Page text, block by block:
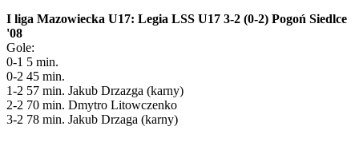
I liga Mazowiecka U17: Legia LSS U17 3-2 (0-2) Pogoń Siedlce
'08
Gole:
0-1 5 min.
0-2 45 min.
1-2 57 min. Jakub Drzazga (karny)
2-2 70 min. Dmytro Litowczenko
3-2 78 min. Jakub Drzaga (karny)